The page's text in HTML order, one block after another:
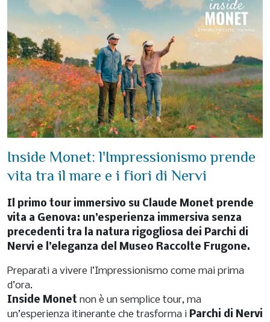
Inside Monet: l'Impressionismo prende
vita tra il mare e i fiori di Nervi
Il primo tour immersivo su Claude Monet prende
vita a Genova: un’esperienza immersiva senza
precedenti tra la natura rigogliosa dei Parchi di
Nervi e l’eleganza del Museo Raccolte Frugone.
Preparati a vivere l’Impressionismo come mai prima
d’ora.
Inside Monet non è un semplice tour, ma
un’esperienza itinerante che trasforma i Parchi di Nervi